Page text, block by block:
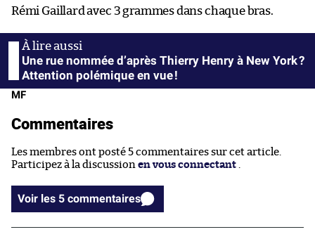
Rémi Gaillard avec 3 grammes dans chaque bras.
Une rue nommée d’après Thierry Henry à New York ?
Attention polémique en vue !
MF
Commentaires
Les membres ont posté 5 commentaires sur cet article.
Participez à la discussion en vous connectant .
Voir les 5 commentaires